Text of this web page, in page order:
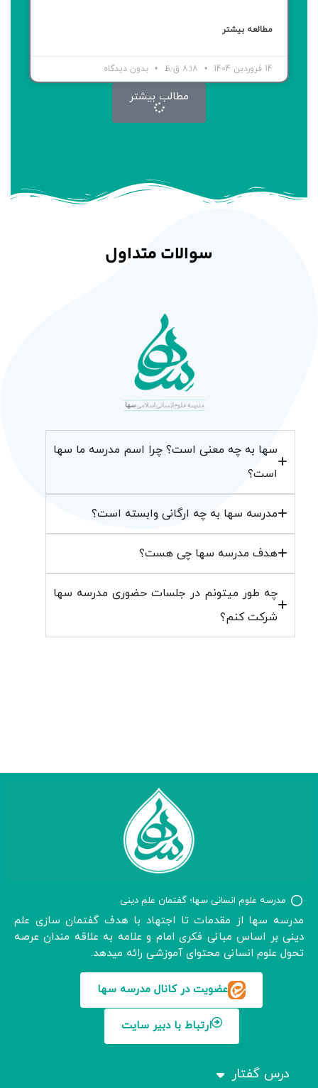
مطالعه بیشتر
14 فروردین 1404 بدون دیدگاه
مطالب بیشتر
سوالات متداول
سها به چه معنی است؟ چرا اسم مدرسه ما سها
است؟
مدرسه سها به چه ارگانی وابسته است؟
هدف مدرسه سها چی هست؟
چه طور میتونم در جلسات حضوری مدرسه سها
شرکت کنم؟
مدرسه علوم انسانی سها؛ گفتمان علم دینی
مدرسه سها از مقدمات تا اجتهاد با هدف گفتمان سازی علم
دینی بر اساس مبانی فکری امام و علامه به علاقه مندان عرصه
تحول علوم انسانی محتوای آموزشی رائه میدهد.
عضویت در کانال مدرسه سها
ارتباط با دبیر سایت
درس گفتار